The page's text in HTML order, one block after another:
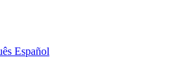
Español